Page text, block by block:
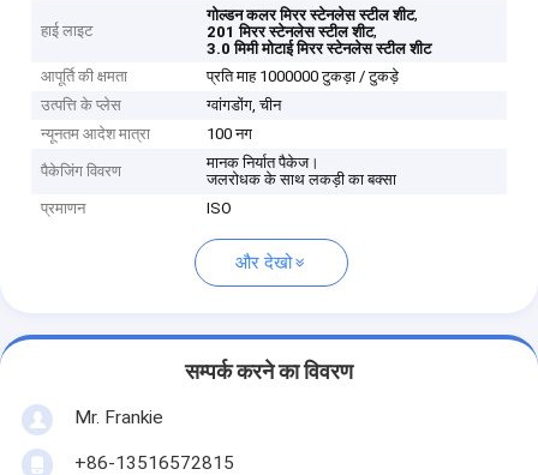
हाई लाइट
गोल्डन कलर मिरर स्टेनलेस स्टील शीट,
201 मिरर स्टेनलेस स्टील शीट,
3.0 मिमी मोटाई मिरर स्टेनलेस स्टील शीट
आपूर्ति की क्षमता
प्रति माह 1000000 टुकड़ा / टुकड़े
उत्पत्ति के प्लेस
ग्वांगडोंग, चीन
न्यूनतम आदेश मात्रा
100 नग
पैकेजिंग विवरण
मानक निर्यात पैकेज।
जलरोधक के साथ लकड़ी का बक्सा
प्रमाणन
ISO
और देखो
सम्पर्क करने का विवरण
Mr. Frankie
+86-13516572815